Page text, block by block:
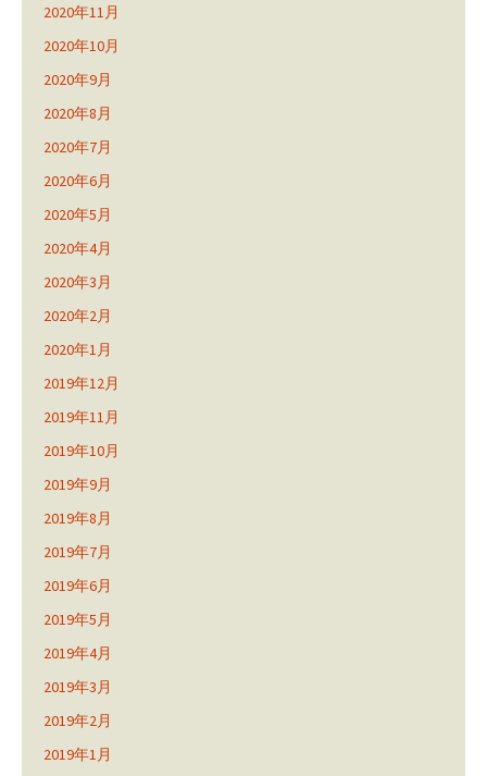
2020年11月
2020年10月
2020年9月
2020年8月
2020年7月
2020年6月
2020年5月
2020年4月
2020年3月
2020年2月
2020年1月
2019年12月
2019年11月
2019年10月
2019年9月
2019年8月
2019年7月
2019年6月
2019年5月
2019年4月
2019年3月
2019年2月
2019年1月